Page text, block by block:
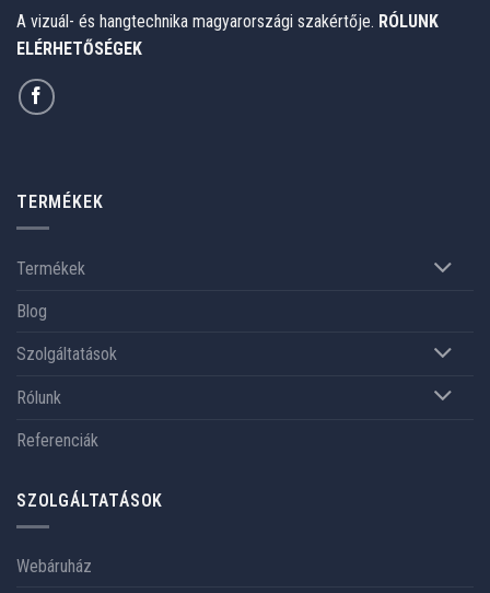
A vizuál- és hangtechnika magyarországi szakértője. RÓLUNK
ELÉRHETŐSÉGEK
TERMÉKEK
Termékek
Blog
Szolgáltatások
Rólunk
Referenciák
SZOLGÁLTATÁSOK
Webáruház